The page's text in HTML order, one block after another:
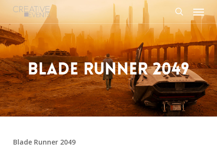
main
content
search
Menu
BLADE RUNNER 2049
Blade Runner 2049